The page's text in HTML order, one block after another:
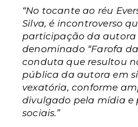
“No tocante ao réu
Silva, é incontroverso
participação da autora
denominado “Farofa da
conduta que resultou
pública da autora em
vexatória, conforme
divulgado pela mídia e
sociais.”